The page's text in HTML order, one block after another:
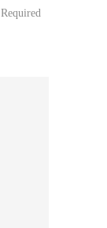
Required